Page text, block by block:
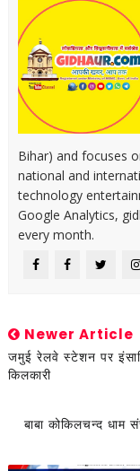
Bihar) and focuses
national and
technology
Google Analytics,
every month.
Newer Article
जमुई रेलवे स्टेशन पर
किलकारी
बाबा कोकिलचन्द